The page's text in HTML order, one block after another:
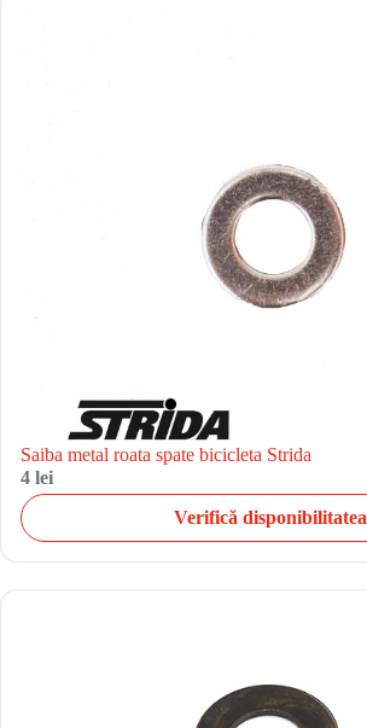
Saiba metal roata spate bicicleta Strida
4 lei
Verifică disponibilitatea